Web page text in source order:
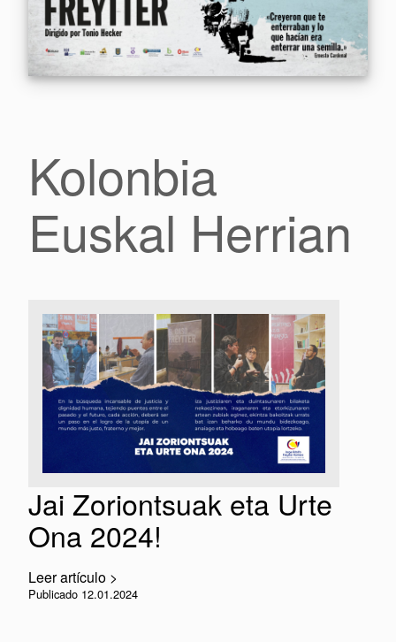
Kolonbia
Euskal Herrian
Jai Zoriontsuak eta Urte
Ona 2024!
Leer artículo >
Publicado 12.01.2024